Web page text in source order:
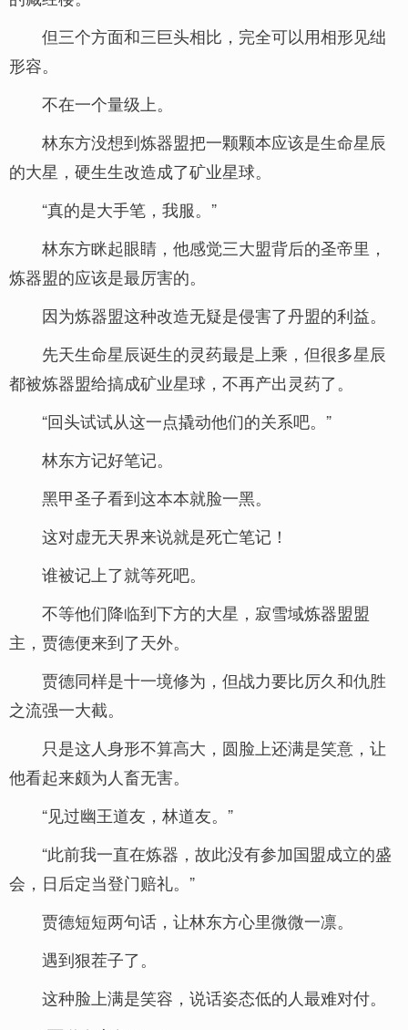
但三个方面和三巨头相比，完全可以用相形见绌
形容。
不在一个量级上。
林东方没想到炼器盟把一颗颗本应该是生命星辰
的大星，硬生生改造成了矿业星球。
“真的是大手笔，我服。”
林东方眯起眼睛，他感觉三大盟背后的圣帝里，
炼器盟的应该是最厉害的。
因为炼器盟这种改造无疑是侵害了丹盟的利益。
先天生命星辰诞生的灵药最是上乘，但很多星辰
都被炼器盟给搞成矿业星球，不再产出灵药了。
“回头试试从这一点撬动他们的关系吧。”
林东方记好笔记。
黑甲圣子看到这本本就脸一黑。
这对虚无天界来说就是死亡笔记！
谁被记上了就等死吧。
不等他们降临到下方的大星，寂雪域炼器盟盟
主，贾德便来到了天外。
贾德同样是十一境修为，但战力要比厉久和仇胜
之流强一大截。
只是这人身形不算高大，圆脸上还满是笑意，让
他看起来颇为人畜无害。
“见过幽王道友，林道友。”
“此前我一直在炼器，故此没有参加国盟成立的盛
会，日后定当登门赔礼。”
贾德短短两句话，让林东方心里微微一凛。
遇到狠茬子了。
这种脸上满是笑容，说话姿态低的人最难对付。